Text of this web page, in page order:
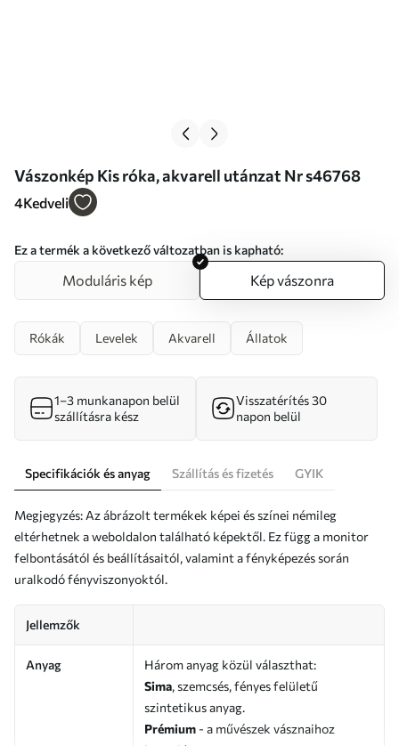
Vászonkép Kis róka, akvarell utánzat Nr s46768
4Kedveli
Ez a termék a következő változatban is kapható:
Moduláris kép Kép vászonra
Rókák Levelek Akvarell Állatok
1–3 munkanapon belül
szállításra kész
Visszatérítés 30
napon belül
Specifikációk és anyag Szállítás és fizetés GYIK
Megjegyzés: Az ábrázolt termékek képei és színei némileg
eltérhetnek a weboldalon található képektől. Ez függ a monitor
felbontásától és beállításaitól, valamint a fényképezés során
uralkodó fényviszonyoktól.
Jellemzők
Anyag
Három anyag közül választhat:
Sima, szemcsés, fényes felületű
szintetikus anyag.
Prémium - a művészek vásznaihoz